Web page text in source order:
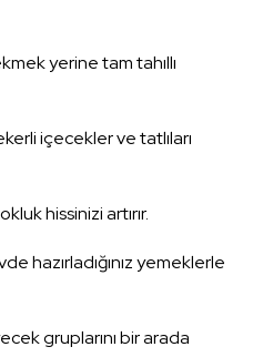
yerine tam tahıllı
içecekler ve tatlıları
hissinizi artırır.
hazırladığınız yemeklerle
gruplarını bir arada